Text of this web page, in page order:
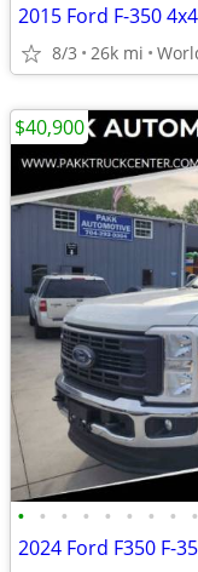
2015 Ford F-350
8/3 26k mi
• • • • • • • • •
$40,900